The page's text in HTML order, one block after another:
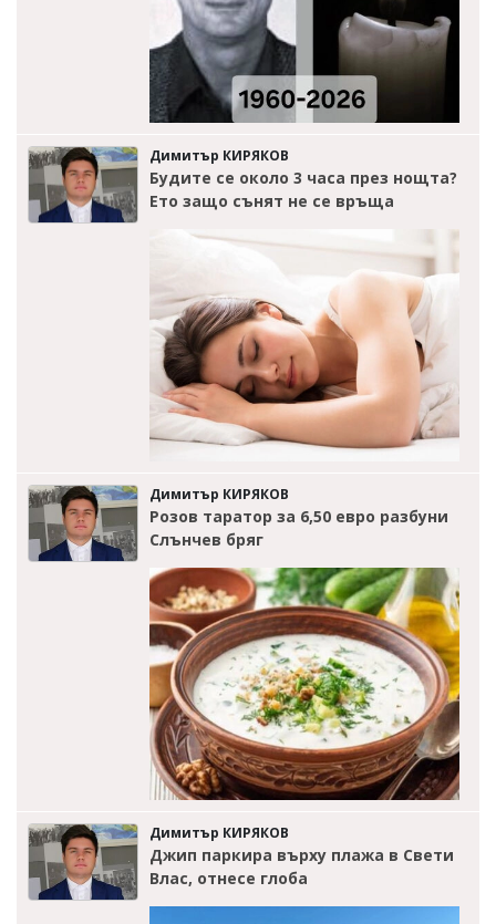
Димитър КИРЯКОВ
Будите се около 3 часа през нощта?
Ето защо сънят не се връща
Димитър КИРЯКОВ
Розов таратор за 6,50 евро разбуни
Слънчев бряг
Димитър КИРЯКОВ
Джип паркира върху плажа в Свети
Влас, отнесе глоба